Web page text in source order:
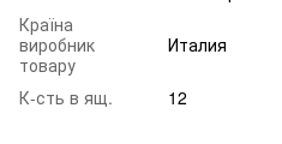
Країна
виробник
товару
Италия
К-сть в ящ. 12